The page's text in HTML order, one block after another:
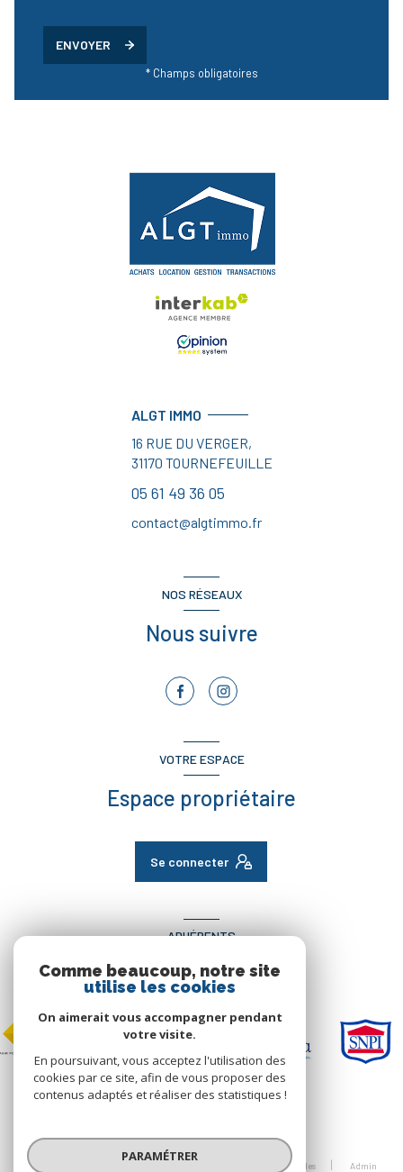
ENVOYER
* Champs obligatoires
ALGT IMMO
16 RUE DU VERGER,
31170 TOURNEFEUILLE
05 61 49 36 05
contact@algtimmo.fr
NOS RÉSEAUX
Nous suivre
VOTRE ESPACE
Espace propriétaire
Se connecter
ADHÉRENTS
Nous adhérons
© 2026 | Tous droits réservés
Mentions légales Admin
Comme beaucoup, notre site
utilise les cookies
On aimerait vous accompagner pendant
votre visite.
En poursuivant, vous acceptez l'utilisation des
cookies par ce site, afin de vous proposer des
contenus adaptés et réaliser des statistiques !
PARAMÉTRER